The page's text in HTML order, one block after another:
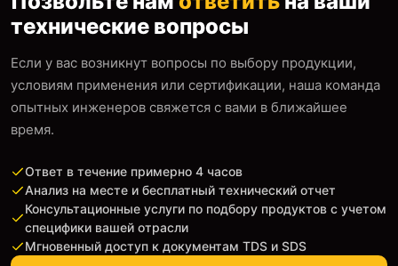
технические вопросы
Если у вас возникнут вопросы по выбору продукции,
условиям применения или сертификации, наша команда
опытных инженеров свяжется с вами в ближайшее
время.
Ответ в течение примерно 4 часов
Анализ на месте и бесплатный технический отчет
Консультационные услуги по подбору продуктов с учетом
специфики вашей отрасли
Мгновенный доступ к документам TDS и SDS